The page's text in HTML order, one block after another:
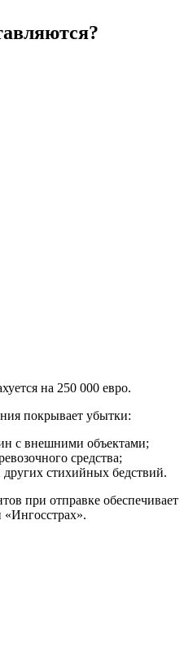
на 250 000 евро.
покрывает убытки:
с внешними объектами;
средства;
стихийных бедствий.
при отправке обеспечивает